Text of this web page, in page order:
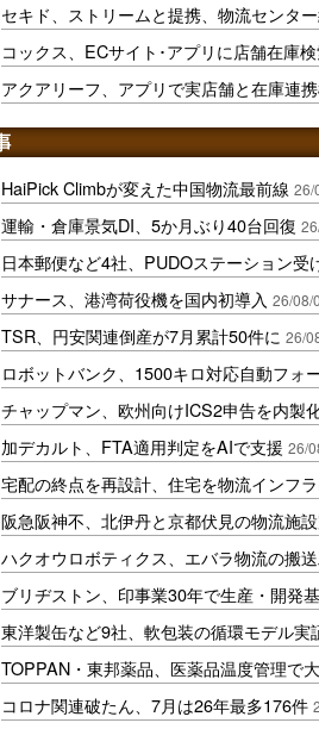
セキド、ストリームと提携、物流センタ
コックス、ECサイト･アプリに店舗在庫
アクアリーフ、アプリで実店舗と在庫連
HaiPick Climbが変えた中国物流最前線 26/
運輸・倉庫景気DI、5か月ぶり40台回復
日本郵便など4社、PUDOステーション受
サナース、港湾荷役機を国内初導入 26/08/
TSR、円安関連倒産が7月累計50件に 26/
ロボットバンク、1500キロ対応自動フォ
チャップマン、欧州向けICS2申告を内製
加デカルト、FTA適用判定をAIで支援 26/
宅配の終点を再設計、住宅を物流インフ
阪急阪神不、北伊丹と京都伏見の物流施
ハクオウロボティクス、エバラ物流の搬
ブリヂストン、印事業30年で生産・開発
東洋製缶など9社、軟包装の循環モデル実
TOPPAN・東邦薬品、医薬品温度管理で
コロナ関連破たん、7月は26年最多176件